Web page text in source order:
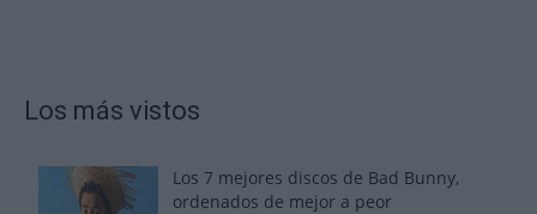
Los más vistos
Los 7 mejores discos de Bad Bunny,
ordenados de mejor a peor